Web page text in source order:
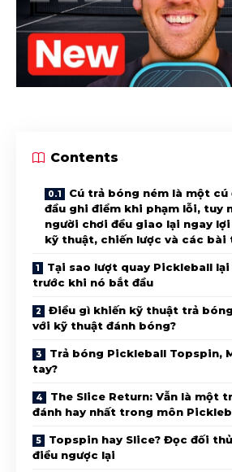
Contents
Cú trả bóng ném là một cú
đầu ghi điểm khi phạm lỗi, tuy
người chơi đều giao lại ngay
kỹ thuật, chiến lược và các bài
Tại sao lượt quay Pickleball
trước khi nó bắt đầu
Điều gì khiến kỹ thuật trả
với kỹ thuật đánh bóng?
Trả bóng Pickleball Topspin,
tay?
The Slice Return: Vẫn là một
đánh hay nhất trong môn
Topspin hay Slice? Đọc đối
điều ngược lại